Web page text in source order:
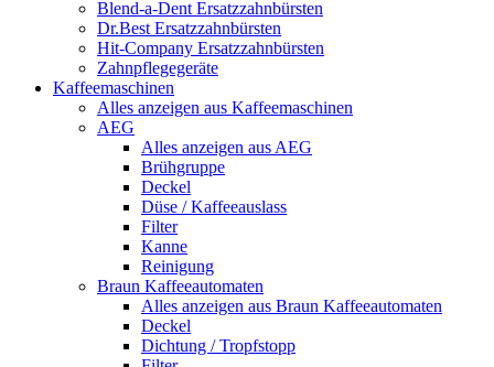
Blend-a-Dent Ersatzzahnbürsten
Dr.Best Ersatzzahnbürsten
Hit-Company Ersatzzahnbürsten
Zahnpflegegeräte
Kaffeemaschinen
Alles anzeigen aus Kaffeemaschinen
AEG
Alles anzeigen aus AEG
Brühgruppe
Deckel
Düse / Kaffeeauslass
Filter
Kanne
Reinigung
Braun Kaffeeautomaten
Alles anzeigen aus Braun Kaffeeautomaten
Deckel
Dichtung / Tropfstopp